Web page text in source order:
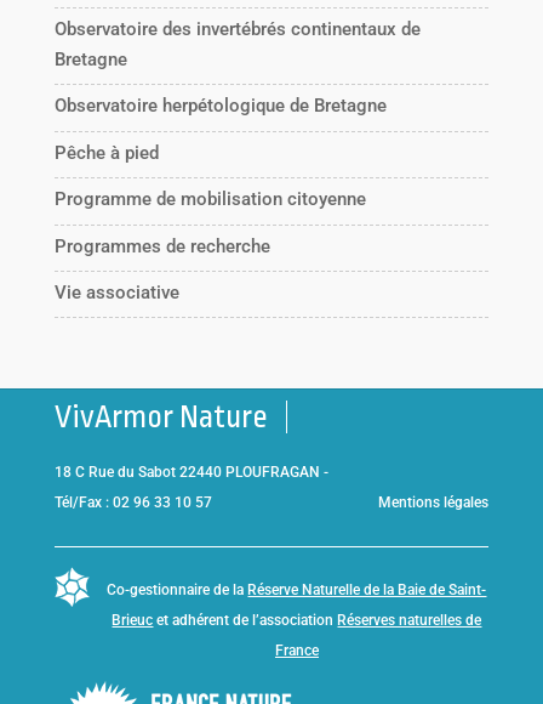
Observatoire des invertébrés continentaux de
Bretagne
Observatoire herpétologique de Bretagne
Pêche à pied
Programme de mobilisation citoyenne
Programmes de recherche
Vie associative
VivArmor Nature
18 C Rue du Sabot 22440 PLOUFRAGAN -
Tél/Fax : 02 96 33 10 57
Mentions légales
Co-gestionnaire de la Réserve Naturelle de la Baie de Saint-
Brieuc et adhérent de l’association Réserves naturelles de
France